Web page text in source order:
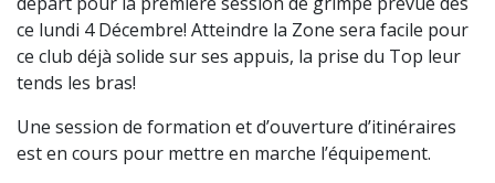
ce lundi 4 Décembre! Atteindre la Zone sera facile pour
ce club déjà solide sur ses appuis, la prise du Top leur
tends les bras!
Une session de formation et d’ouverture d’itinéraires
est en cours pour mettre en marche l’équipement.